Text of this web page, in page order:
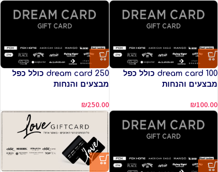
dream card 100 כולל כפל
מבצעים והנחות
₪100.00
dream card 250 כולל כפל
מבצעים והנחות
₪250.00